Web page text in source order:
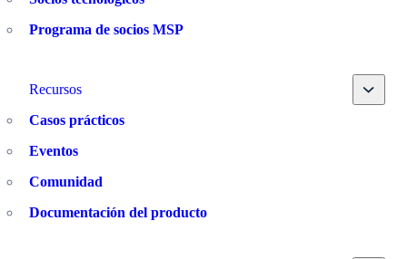
Programa de socios MSP
Recursos Toggle
Casos prácticos
Eventos
Comunidad
Documentación del producto